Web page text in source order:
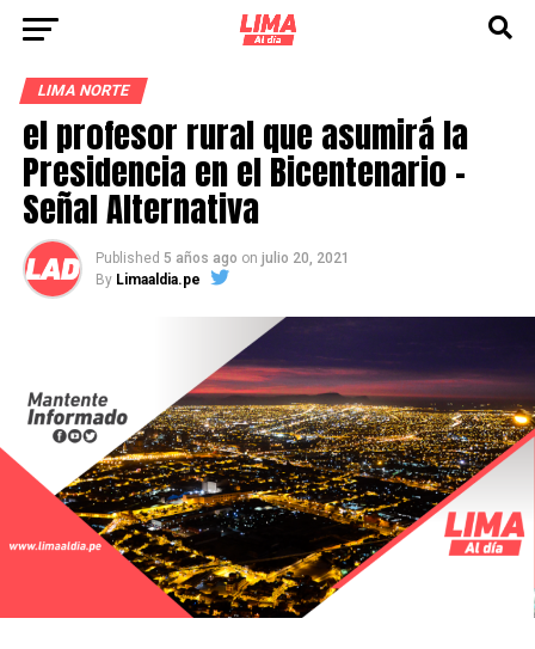
LIMA NORTE
el profesor rural que asumirá la
Presidencia en el Bicentenario –
Señal Alternativa
Published 5 años ago on julio 20, 2021
By Limaaldia.pe